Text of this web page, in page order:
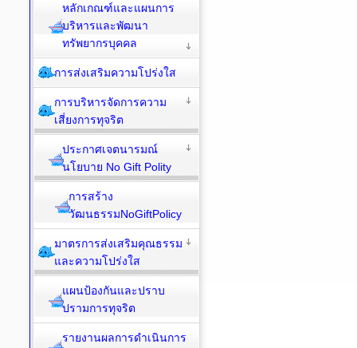
หลักเกณฑ์และแผนการ
บริหารและพัฒนา
ทรัพยากรบุคคล
การส่งเสริมความโปร่งใส
การบริหารจัดการความ
เสี่ยงการทุจริต
ประกาศเจตนารมณ์
นโยบาย No Gift Polity
การสร้าง
วัฒนธรรมNoGiftPolicy
มาตรการส่งเสริมคุณธรรม
และความโปร่งใส
แผนป้องกันและปราบ
ปรามการทุจริต
รายงานผลการดำเนินการ